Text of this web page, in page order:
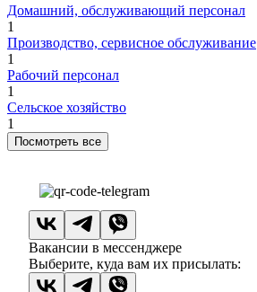
Домашний, обслуживающий персонал
1
Производство, сервисное обслуживание
1
Рабочий персонал
1
Сельское хозяйство
1
Посмотреть все
Вакансии в мессенджере
Выберите, куда вам их присылать: